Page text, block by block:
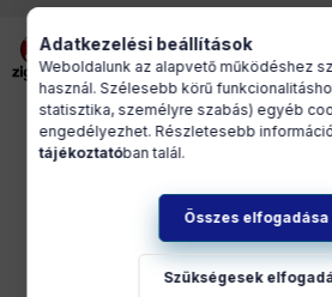
Adatkezelési beállítások
Weboldalunk az alapvető működéshez
használ. Szélesebb körű
statisztika, személyre szabás) egyéb
engedélyezhet. Részletesebb
tájékoztatóban talál.
Összes elfogadása
Szükségesek